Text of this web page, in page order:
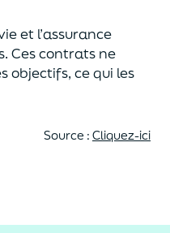
et l’assurance
Ces contrats ne
objectifs, ce qui les
Source : Cliquez-ici